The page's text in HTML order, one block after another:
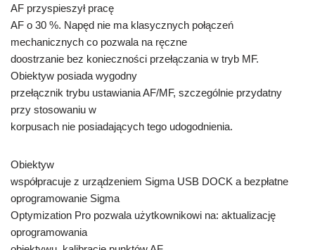
AF przyspieszył pracę
AF o 30 %. Napęd nie ma klasycznych połączeń
mechanicznych co pozwala na ręczne
doostrzanie bez konieczności przełączania w tryb MF.
Obiektyw posiada wygodny
przełącznik trybu ustawiania AF/MF, szczególnie przydatny
przy stosowaniu w
korpusach nie posiadających tego udogodnienia.
Obiektyw
współpracuje z urządzeniem Sigma USB DOCK a bezpłatne
oprogramowanie Sigma
Optymization Pro pozwala użytkownikowi na: aktualizację
oprogramowania